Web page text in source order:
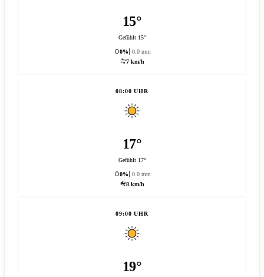
15°
Gefühlt 15°
0%
0.0 mm
7 km/h
08:00 UHR
17°
Gefühlt 17°
0%
0.0 mm
8 km/h
09:00 UHR
19°